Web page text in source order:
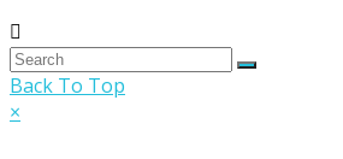
Back To Top
×